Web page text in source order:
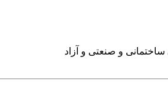
و صنعتی و آزاد